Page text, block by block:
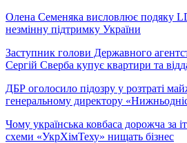
Олена Семеняка висловлює подяку
незмінну підтримку України
Заступник голови Державного
Сергій Сверба купує квартири та
ДБР оголосило підозру у розтраті
генеральному директору
Чому українська ковбаса дорожча за
схеми «УкрХімТеху» нищать бізнес